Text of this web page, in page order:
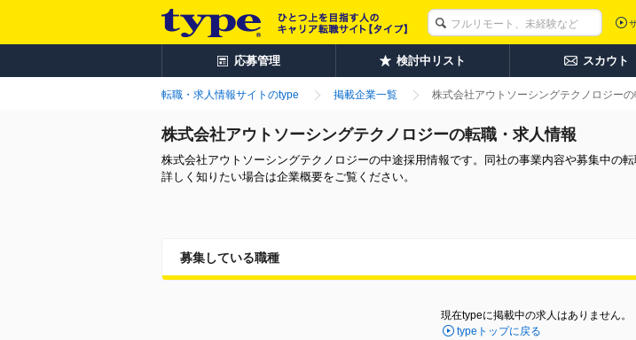
応募管理 検討中リスト スカウト
転職・求人情報サイトのtype 掲載企業一覧 株式会社アウトソーシングテクノロジー
株式会社アウトソーシングテクノロジーの転職・求人情報
株式会社アウトソーシングテクノロジーの中途採用情報です。同社の事業内容や募集中の
詳しく知りたい場合は企業概要をご覧ください。
募集している職種
現在typeに掲載中の求人はありません。
typeトップに戻る